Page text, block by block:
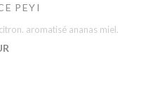
PEYI
aromatisé ananas miel.